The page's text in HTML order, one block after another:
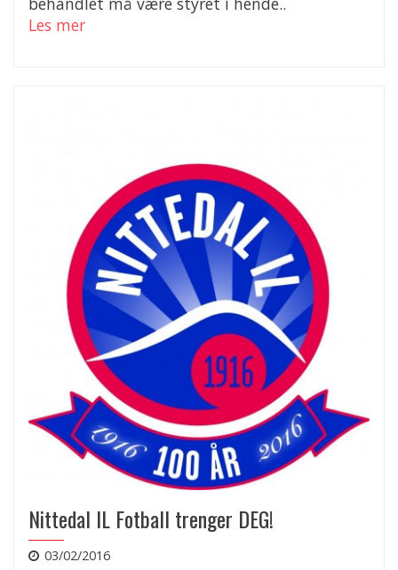
Les mer
Nittedal IL Fotball trenger DEG!
03/02/2016